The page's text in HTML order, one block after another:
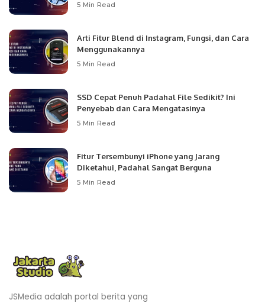
5 Min Read
Arti Fitur Blend di Instagram, Fungsi, dan Cara
Menggunakannya
5 Min Read
SSD Cepat Penuh Padahal File Sedikit? Ini
Penyebab dan Cara Mengatasinya
5 Min Read
Fitur Tersembunyi iPhone yang Jarang
Diketahui, Padahal Sangat Berguna
5 Min Read
JSMedia adalah portal berita yang